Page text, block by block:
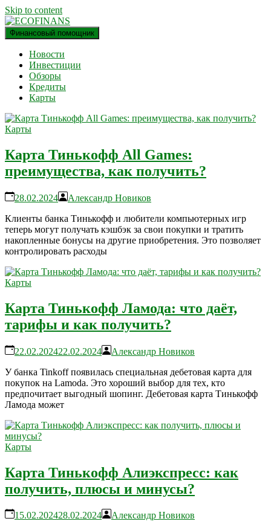
Skip to content
ECOFINANS
финансовый блог
Финансовый помощник
Новости
Инвестиции
Обзоры
Кредиты
Карты
Карты
Карта Тинькофф All Games:
преимущества, как получить?
28.02.2024
Александр Новиков
Клиенты банка Тинькофф и любители компьютерных игр
теперь могут получать кэшбэк за свои покупки и тратить
накопленные бонусы на другие приобретения. Это позволяет
контролировать расходы
Карты
Карта Тинькофф Ламода: что даёт,
тарифы и как получить?
22.02.202422.02.2024
Александр Новиков
У банка Tinkoff появилась специальная дебетовая карта для
покупок на Lamoda. Это хороший выбор для тех, кто
предпочитает выгодный шопинг. Дебетовая карта Тинькофф
Ламода может
Карты
Карта Тинькофф Алиэкспресс: как
получить, плюсы и минусы?
15.02.202428.02.2024
Александр Новиков